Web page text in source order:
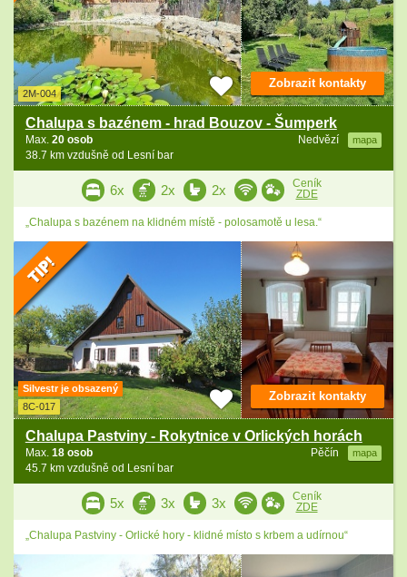
2M-004
Chalupa s bazénem - hrad Bouzov - Šumperk
Nedvězí mapa
Max. 20 osob
38.7 km vzdušně od Lesní bar
Zobrazit kontakty
6x 2x 2x
Ceník
ZDE
„Chalupa s bazénem na klidném místě - polosamotě u lesa.“
Silvestr je obsazený
8C-017
Chalupa Pastviny - Rokytnice v Orlických horách
Pěčín mapa
Max. 18 osob
45.7 km vzdušně od Lesní bar
Zobrazit kontakty
5x 3x 3x
Ceník
ZDE
„Chalupa Pastviny - Orlické hory - klidné místo s krbem a udírnou“